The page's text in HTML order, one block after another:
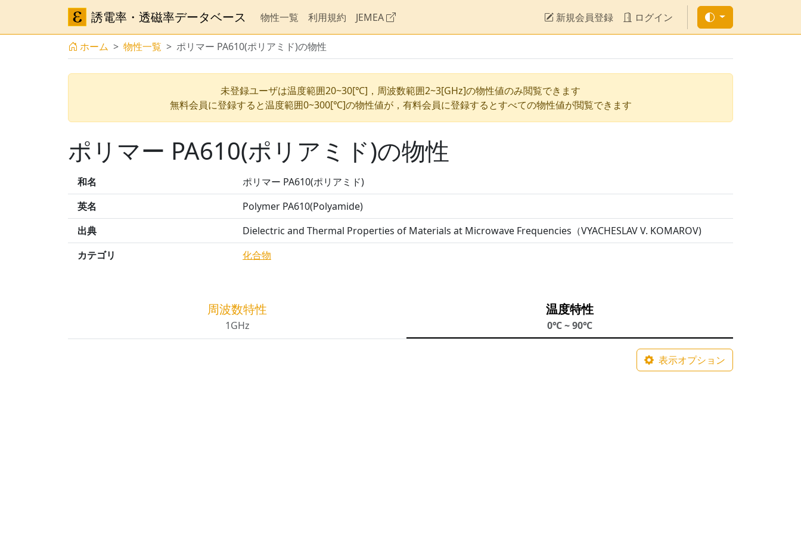
誘電率・透磁率データベース 物性一覧 利用規約 JEMEA 新規会員登録 ログイン
ホーム 物性一覧 ポリマー PA610(ポリアミド)の物性
未登録ユーザは温度範囲20~30[℃]，周波数範囲2~3[GHz]の物性値のみ閲覧できます
無料会員に登録すると温度範囲0~300[℃]の物性値が，有料会員に登録するとすべての物性値が閲覧できます
ポリマー PA610(ポリアミド)の物性
和名
ポリマー PA610(ポリアミド)
英名
Polymer PA610(Polyamide)
出典
Dielectric and Thermal Properties of Materials at Microwave Frequencies（VYACHESLAV V. KOMAROV)
カテゴリ
化合物
周波数特性
1GHz
温度特性
0℃ ~ 90℃
表示オプション